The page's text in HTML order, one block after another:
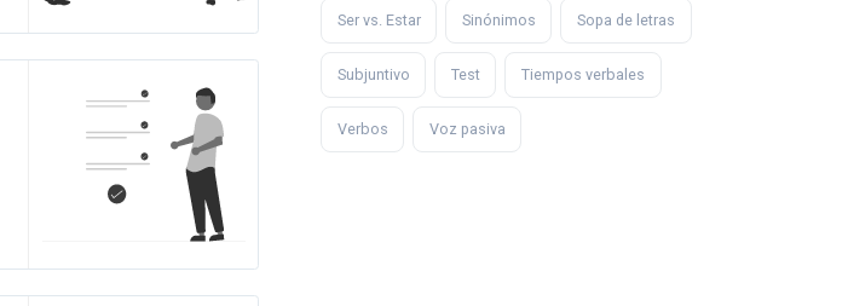
Ser vs. Estar Sinónimos Sopa de letras
Subjuntivo Test Tiempos verbales
Verbos Voz pasiva